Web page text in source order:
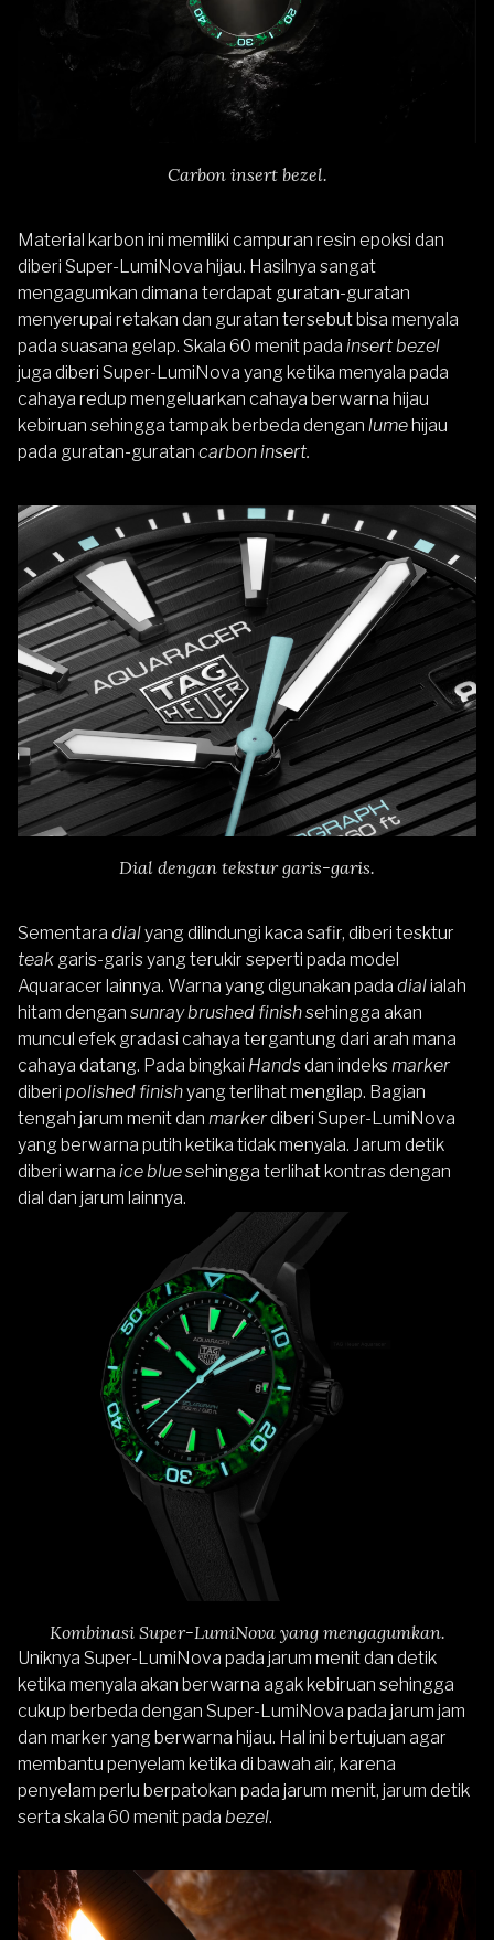
Carbon insert bezel.
Material karbon ini memiliki campuran resin epoksi dan
diberi Super-LumiNova hijau. Hasilnya sangat
mengagumkan dimana terdapat guratan-guratan
menyerupai retakan dan guratan tersebut bisa menyala
pada suasana gelap. Skala 60 menit pada insert bezel
juga diberi Super-LumiNova yang ketika menyala pada
cahaya redup mengeluarkan cahaya berwarna hijau
kebiruan sehingga tampak berbeda dengan lumehijau
pada guratan-guratan carbon insert.
Dial dengan tekstur garis-garis.
Sementara dialyang dilindungi kaca safir, diberi tesktur
teak garis-garis yang terukir seperti pada model
Aquaracer lainnya. Warna yang digunakan pada dialialah
hitam dengan sunray brushed finishsehingga akan
muncul efek gradasi cahaya tergantung dari arah mana
cahaya datang. Pada bingkai Handsdan indeks marker
diberi polished finishyang terlihat mengilap. Bagian
tengah jarum menit dan markerdiberi Super-LumiNova
yang berwarna putih ketika tidak menyala. Jarum detik
diberi warna ice bluesehingga terlihat kontras dengan
dial dan jarum lainnya.
Kombinasi Super-LumiNova yang mengagumkan.
Uniknya Super-LumiNova pada jarum menit dan detik
ketika menyala akan berwarna agak kebiruan sehingga
cukup berbeda dengan Super-LumiNova pada jarum jam
dan marker yang berwarna hijau. Hal ini bertujuan agar
membantu penyelam ketika di bawah air, karena
penyelam perlu berpatokan pada jarum menit, jarum detik
serta skala 60 menit pada bezel.